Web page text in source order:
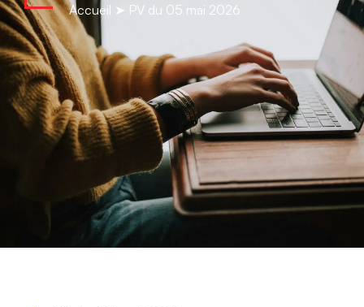
principal
Accueil ➤ PV du 05 mai 2026